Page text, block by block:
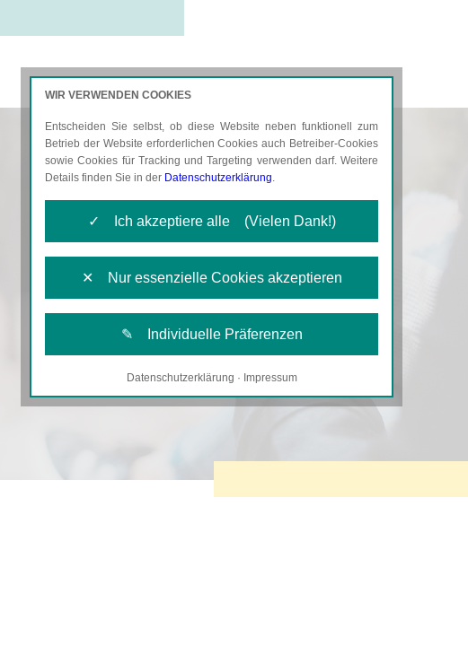
AKTUELLES KARRIERE
WIR VERWENDEN COOKIES
Entscheiden Sie selbst, ob diese Website neben funktionell zum
Betrieb der Website erforderlichen Cookies auch Betreiber-Cookies
sowie Cookies für Tracking und Targeting verwenden darf. Weitere
Details finden Sie in der Datenschutzerklärung.
✓ Ich akzeptiere alle (Vielen Dank!)
✕ Nur essenzielle Cookies akzeptieren
✎ Individuelle Präferenzen
Notwendige Cookies
Datenschutzerklärung · Impressum